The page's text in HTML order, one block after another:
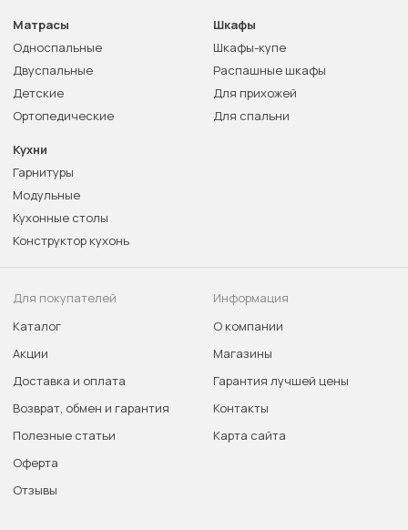
Матрасы
Односпальные
Двуспальные
Детские
Ортопедические
Шкафы
Шкафы-купе
Распашные шкафы
Для прихожей
Для спальни
Кухни
Гарнитуры
Модульные
Кухонные столы
Конструктор кухонь
Для покупателей
Каталог
Акции
Доставка и оплата
Возврат, обмен и гарантия
Полезные статьи
Оферта
Отзывы
Информация
О компании
Магазины
Гарантия лучшей цены
Контакты
Карта сайта